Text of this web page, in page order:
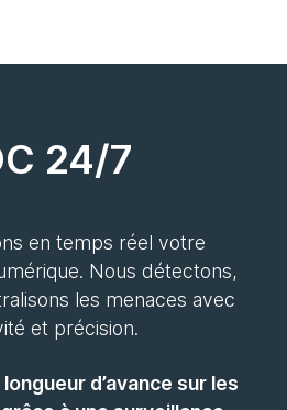
24/7
en temps réel votre
Nous détectons,
les menaces avec
et précision.
d’avance sur les